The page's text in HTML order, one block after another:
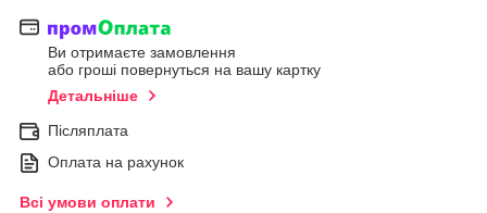
Ви отримаєте замовлення
або гроші повернуться на вашу картку
Детальніше
Післяплата
Оплата на рахунок
Всі умови оплати